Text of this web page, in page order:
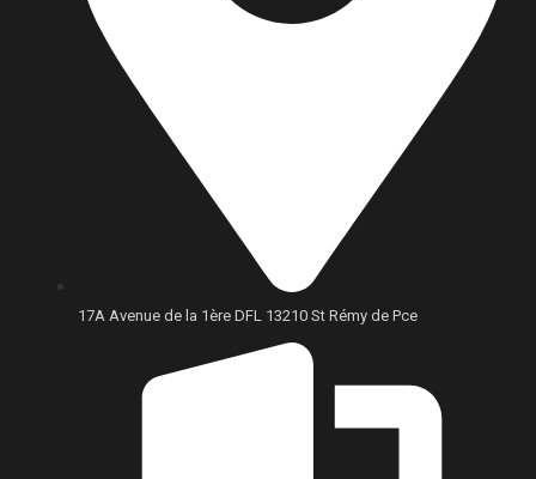
17A Avenue de la 1ère DFL 13210 St Rémy de Pce